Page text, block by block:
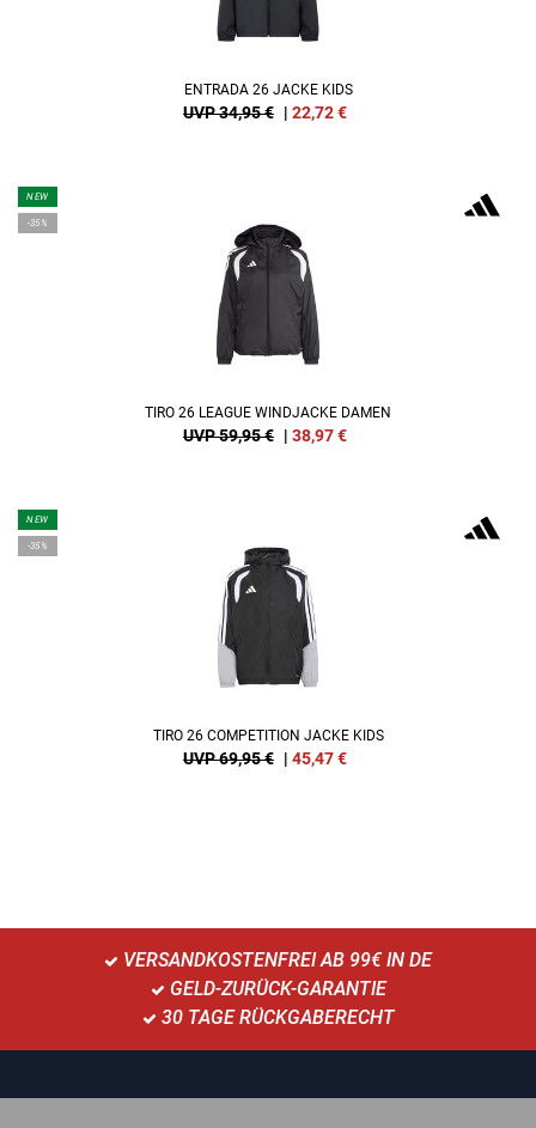
ENTRADA 26 JACKE KIDS
UVP 34,95 € | 22,72€
NEW
-35%
TIRO 26 LEAGUE WINDJACKE DAMEN
UVP 59,95 € | 38,97€
NEW
-35%
TIRO 26 COMPETITION JACKE KIDS
UVP 69,95 € | 45,47€
VERSANDKOSTENFREI AB 99€ IN DE
GELD-ZURÜCK-GARANTIE
30 TAGE RÜCKGABERECHT